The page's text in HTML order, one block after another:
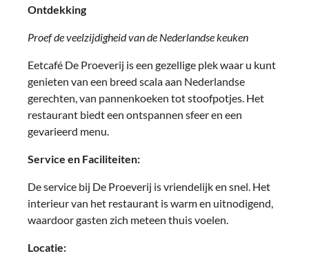
Ontdekking
Proef de veelzijdigheid van de Nederlandse keuken
Eetcafé De Proeverij is een gezellige plek waar u kunt
genieten van een breed scala aan Nederlandse
gerechten, van pannenkoeken tot stoofpotjes. Het
restaurant biedt een ontspannen sfeer en een
gevarieerd menu.
Service en Faciliteiten:
De service bij De Proeverij is vriendelijk en snel. Het
interieur van het restaurant is warm en uitnodigend,
waardoor gasten zich meteen thuis voelen.
Locatie: